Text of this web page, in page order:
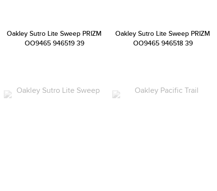
Oakley Sutro Lite Sweep PRIZM
OO9465 946519 39
Oakley Sutro Lite Sweep PRIZM
OO9465 946518 39